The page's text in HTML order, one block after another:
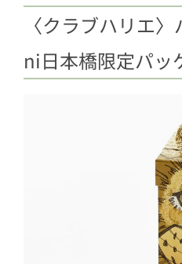
〈クラブハリエ
ni日本橋限定パッ